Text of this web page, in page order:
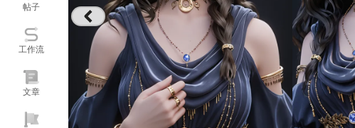
帖子
工作流
文章